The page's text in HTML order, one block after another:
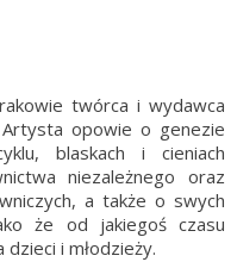
twórca i wydawca
opowie o genezie
blaskach i cieniach
niezależnego oraz
a także o swych
że od jakiegoś czasu
i młodzieży.